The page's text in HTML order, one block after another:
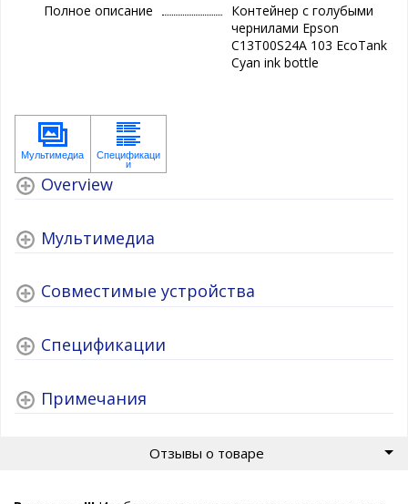
Полное описание
Контейнер с голубыми
чернилами Epson
C13T00S24A 103 EcoTank
Cyan ink bottle
Overview
Мультимедиа
Совместимые устройства
Спецификации
Примечания
Отзывы о товаре